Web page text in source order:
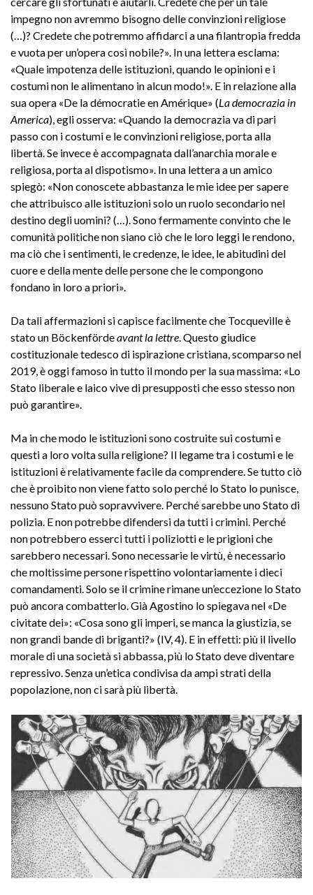
impegno non avremmo bisogno delle convinzioni religiose
(…)? Credete che potremmo affidarci a una filantropia fredda
e vuota per un’opera così nobile?». In una lettera esclama:
«Quale impotenza delle istituzioni, quando le opinioni e i
costumi non le alimentano in alcun modo!». E in relazione alla
sua opera «De la démocratie en Amérique» (La democrazia in
America), egli osserva: «Quando la democrazia va di pari
passo con i costumi e le convinzioni religiose, porta alla
libertà. Se invece è accompagnata dall’anarchia morale e
religiosa, porta al dispotismo». In una lettera a un amico
spiegò: «Non conoscete abbastanza le mie idee per sapere
che attribuisco alle istituzioni solo un ruolo secondario nel
destino degli uomini? (…). Sono fermamente convinto che le
comunità politiche non siano ciò che le loro leggi le rendono,
ma ciò che i sentimenti, le credenze, le idee, le abitudini del
cuore e della mente delle persone che le compongono
fondano in loro a priori».
Da tali affermazioni si capisce facilmente che Tocqueville è
stato un Böckenfördeavant la lettre . Questo giudice
costituzionale tedesco di ispirazione cristiana, scomparso nel
2019, è oggi famoso in tutto il mondo per la sua massima: «Lo
Stato liberale e laico vive di presupposti che esso stesso non
può garantire».
Ma in che modo le istituzioni sono costruite sui costumi e
questi a loro volta sulla religione? Il legame tra i costumi e le
istituzioni è relativamente facile da comprendere. Se tutto ciò
che è proibito non viene fatto solo perché lo Stato lo punisce,
nessuno Stato può sopravvivere. Perché sarebbe uno Stato di
polizia. E non potrebbe difendersi da tutti i crimini. Perché
non potrebbero esserci tutti i poliziotti e le prigioni che
sarebbero necessari. Sono necessarie le virtù, è necessario
che moltissime persone rispettino volontariamente i dieci
comandamenti. Solo se il crimine rimane un’eccezione lo Stato
può ancora combatterlo. Già Agostino lo spiegava nel «De
civitate dei»: «Cosa sono gli imperi, se manca la giustizia, se
non grandi bande di briganti?» (IV, 4). E in effetti: più il livello
morale di una società si abbassa, più lo Stato deve diventare
repressivo. Senza un’etica condivisa da ampi strati della
popolazione, non ci sarà più libertà.